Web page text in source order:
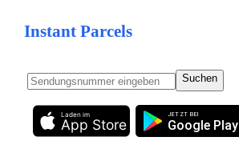
Instant Parcels
Suchen
App Store
Laden im
Google Play
JETZT BEI